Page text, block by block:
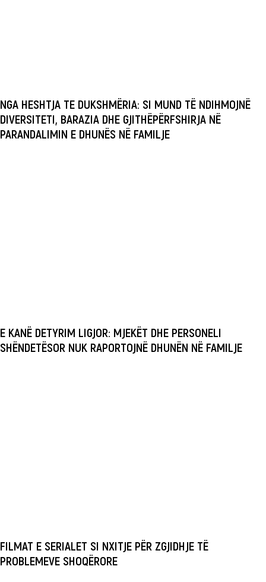
NGA HESHTJA TE DUKSHMËRIA: SI MUND TË NDIHMOJNË
DIVERSITETI, BARAZIA DHE GJITHËPËRFSHIRJA NË
PARANDALIMIN E DHUNËS NË FAMILJE
E KANË DETYRIM LIGJOR: MJEKËT DHE PERSONELI
SHËNDETËSOR NUK RAPORTOJNË DHUNËN NË FAMILJE
FILMAT E SERIALET SI NXITJE PËR ZGJIDHJE TË
PROBLEMEVE SHOQËRORE